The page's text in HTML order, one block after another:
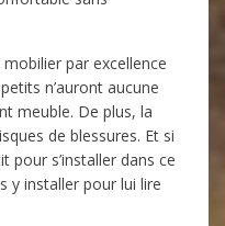
par excellence
n’auront aucune
meuble. De plus, la
de blessures. Et si
s’installer dans ce
y installer pour lui lire